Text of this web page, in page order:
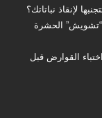
لإنقاذ نباتاتك؟
“تشويش” الحشرة
القوارض قبل